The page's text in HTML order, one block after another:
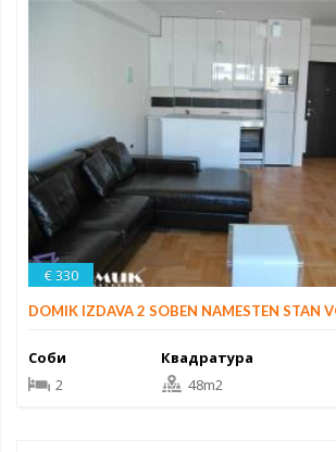
€ 330
DOMIK IZDAVA 2 SOBEN NAMESTEN STAN
Соби
2
Квадратура
48m2